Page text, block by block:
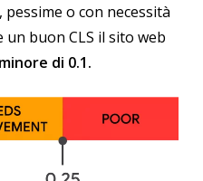
o con necessità
un buon CLS il sito web
di 0.1.